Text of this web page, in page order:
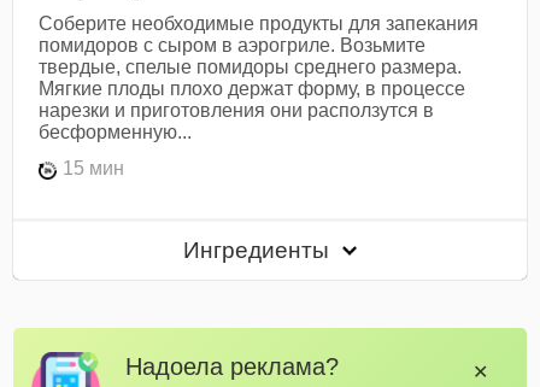
Соберите необходимые продукты для запекания
помидоров с сыром в аэрогриле. Возьмите
твердые, спелые помидоры среднего размера.
Мягкие плоды плохо держат форму, в процессе
нарезки и приготовления они расползутся в
бесформенную...
15 мин
Ингредиенты
Надоела реклама? ✕